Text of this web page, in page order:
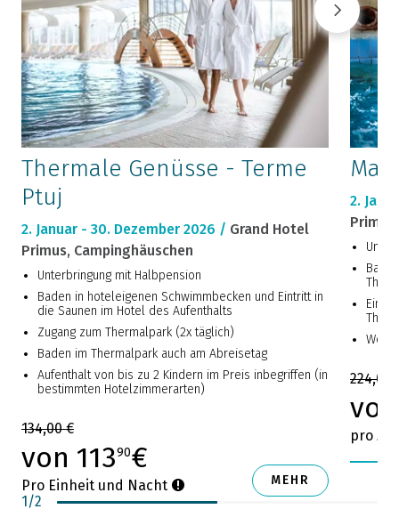
Thermale Genüsse - Terme
Ptuj
2. Januar - 30. Dezember 2026 / Grand Hotel
Primus, Campinghäuschen
Unterbringung mit Halbpension
Baden in hoteleigenen Schwimmbecken und Eintritt in
die Saunen im Hotel des Aufenthalts
Zugang zum Thermalpark (2x täglich)
Baden im Thermalpark auch am Abreisetag
Aufenthalt von bis zu 2 Kindern im Preis inbegriffen (in
bestimmten Hotelzimmerarten)
134,00 €
von 11390€
Pro Einheit und Nacht MEHR
2.
Primus
224,00
pro
1/2